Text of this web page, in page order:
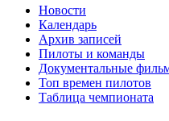
Новости
Календарь
Архив записей
Пилоты и команды
Документальные
Топ времен пилотов
Таблица чемпионата